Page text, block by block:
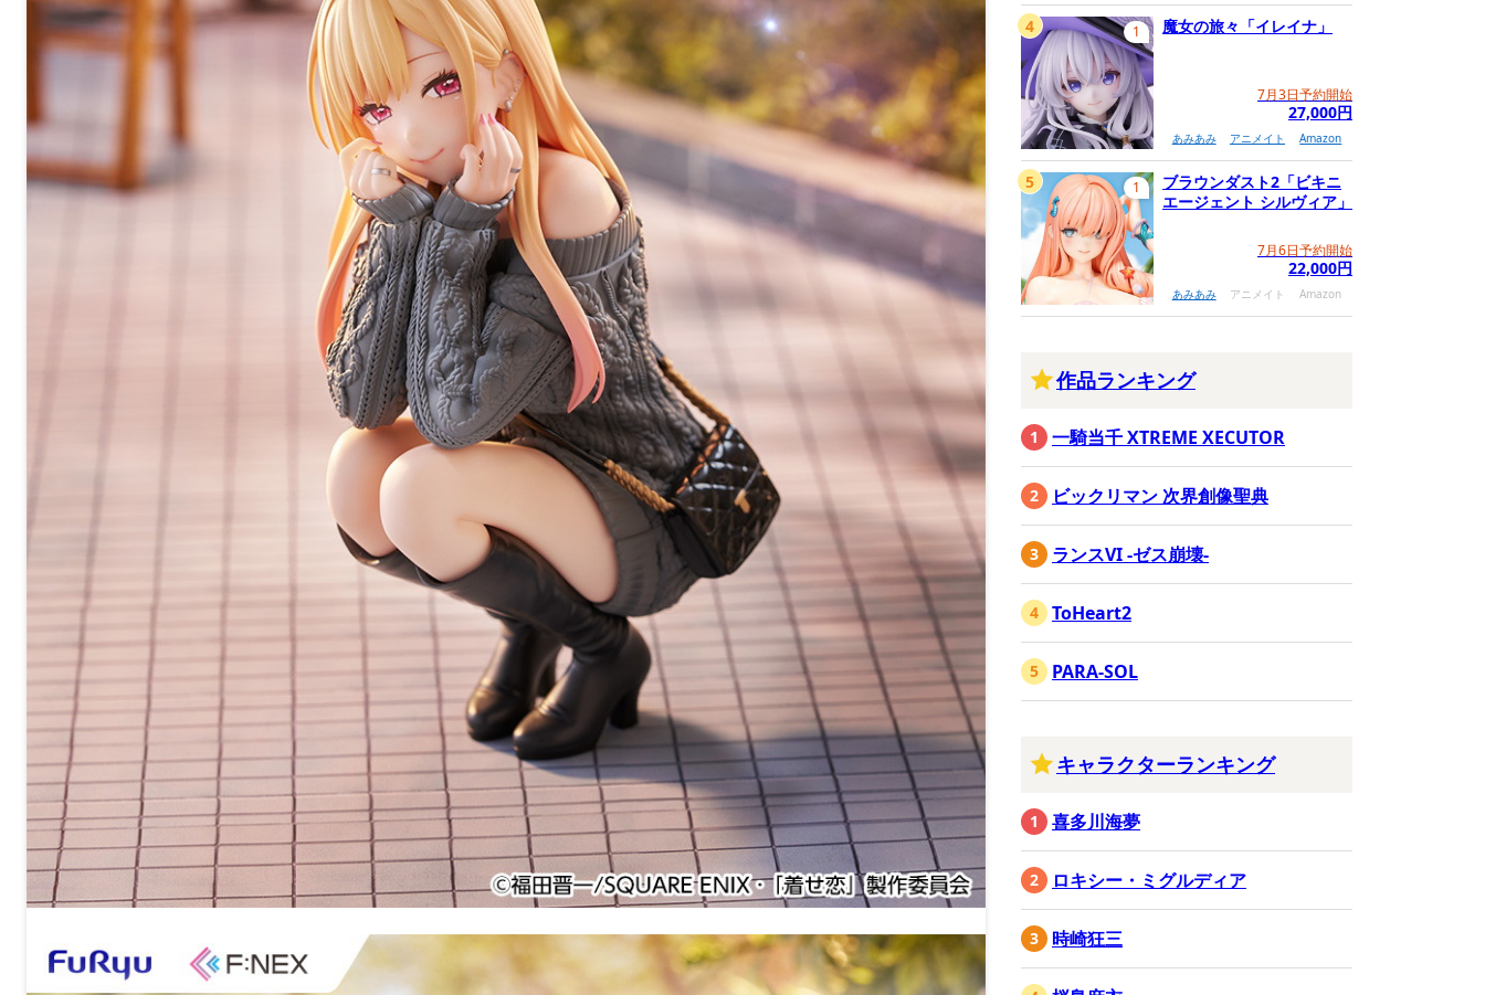
魔女の旅々「イレイナ」
7月3日予約開始
27,000円
あみあみ アニメイト Amazon
1
4
ブラウンダスト2「ビキニ
エージェント シルヴィア」
7月6日予約開始
22,000円
あみあみ アニメイト Amazon
1
5
作品ランキング
一騎当千 XTREME XECUTOR
ビックリマン 次界創像聖典
ランスVI -ゼス崩壊-
ToHeart2
PARA-SOL
キャラクターランキング
喜多川海夢
ロキシー・ミグルディア
時崎狂三